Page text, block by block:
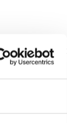
of over de